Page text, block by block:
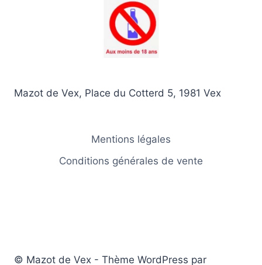
Mazot de Vex, Place du Cotterd 5, 1981 Vex
Mentions légales
Conditions générales de vente
© Mazot de Vex - Thème WordPress par